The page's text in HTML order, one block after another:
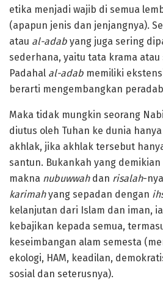
etika menjadi wajib di semua
(apapun jenis dan jenjangnya).
atau al-adab yang juga sering
sederhana, yaitu tata krama atau
Padahal al-adab memiliki
berarti mengembangkan
Maka tidak mungkin seorang
diutus oleh Tuhan ke dunia
akhlak, jika akhlak tersebut
santun. Bukankah yang
makna nubuwwahdan risalah-
karimahyang sepadan dengan
kelanjutan dari Islam dan iman,
kebajikan kepada semua,
keseimbangan alam semesta
ekologi, HAM, keadilan,
sosial dan seterusnya).